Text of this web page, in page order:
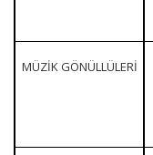
MÜZİK GÖNÜLLÜLERİ